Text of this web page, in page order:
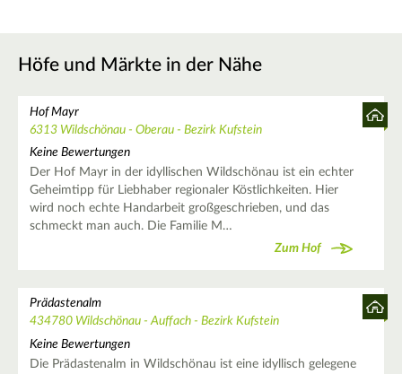
Höfe und Märkte in der Nähe
Hof Mayr
6313 Wildschönau - Oberau - Bezirk Kufstein
Keine Bewertungen
Der Hof Mayr in der idyllischen Wildschönau ist ein echter
Geheimtipp für Liebhaber regionaler Köstlichkeiten. Hier
wird noch echte Handarbeit großgeschrieben, und das
schmeckt man auch. Die Familie M…
Zum Hof
Prädastenalm
434780 Wildschönau - Auffach - Bezirk Kufstein
Keine Bewertungen
Die Prädastenalm in Wildschönau ist eine idyllisch gelegene